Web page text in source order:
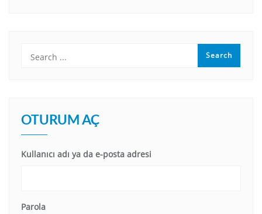
OTURUM AÇ
Kullanıcı adı ya da e-posta adresi
Parola